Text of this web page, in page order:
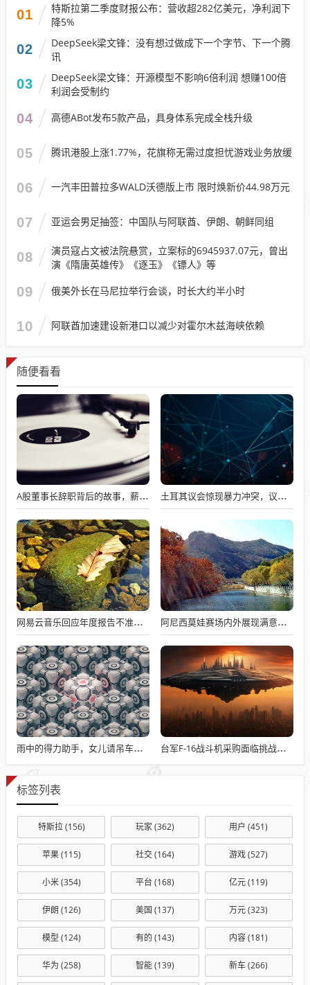
01
特斯拉第二季度财报公布：营收超282亿美元，净利润下
降5%
02
DeepSeek梁文锋：没有想过做成下一个字节、下一个腾
讯
03
DeepSeek梁文锋：开源模型不影响6倍利润 想赚100倍
利润会受制约
04 高德ABot发布5款产品，具身体系完成全栈升级
05 腾讯港股上涨1.77%，花旗称无需过度担忧游戏业务放缓
06 一汽丰田普拉多WALD沃德版上市 限时焕新价44.98万元
07 亚运会男足抽签：中国队与阿联酋、伊朗、朝鲜同组
08
演员寇占文被法院悬赏，立案标的6945937.07元，曾出
演《隋唐英雄传》《逐玉》《镖人》等
09 俄美外长在马尼拉举行会谈，时长大约半小时
10 阿联酋加速建设新港口以减少对霍尔木兹海峡依赖
随便看看
A股董事长辞职背后的故事，薪资不满意引发争议 土耳其议会惊现暴力冲突，议员互撕引发全球瞩目
网易云音乐回应年度报告不准争议，数据与情感对接的精准之道 阿尼西莫娃赛场内外展现满意与期待，自信闪耀全场
雨中的得力助手，女儿请吊车助父母快速收玉米 台军F-16战斗机采购面临挑战与困境
标签列表
特斯拉(156) 玩家(362) 用户 (451)
苹果(115) 社交(164) 游戏(527)
小米(354) 平台 (168) 亿元(119)
伊朗 (126) 美国 (137) 万元(323)
模型 (124) 有的 (143) 内容(181)
华为 (258) 智能(139) 新车(266)